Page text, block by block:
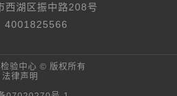
西湖区振中路208号
4001825566
验中心 © 版权所有
法律声明